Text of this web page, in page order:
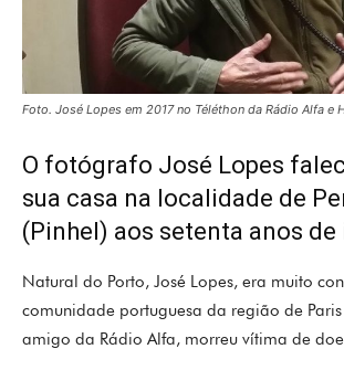
Foto. José Lopes em 2017 no Téléthon da Rádio Alfa e
O fotógrafo José Lopes
sua casa na localidade de
(Pinhel) aos setenta anos de
Natural do Porto, José Lopes, era muito
comunidade portuguesa da região de
amigo da Rádio Alfa, morreu vítima de